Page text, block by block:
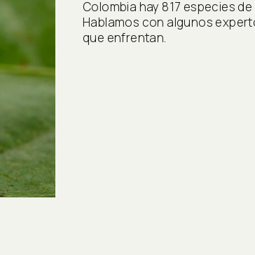
Colombia hay 817 especies
Hablamos con algunos
que enfrentan.